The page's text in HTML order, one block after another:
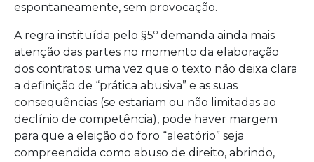
espontaneamente, sem provocação.
A regra instituída pelo §5º demanda ainda mais
atenção das partes no momento da elaboração
dos contratos: uma vez que o texto não deixa clara
a definição de “prática abusiva” e as suas
consequências (se estariam ou não limitadas ao
declínio de competência), pode haver margem
para que a eleição do foro “aleatório” seja
compreendida como abuso de direito, abrindo,